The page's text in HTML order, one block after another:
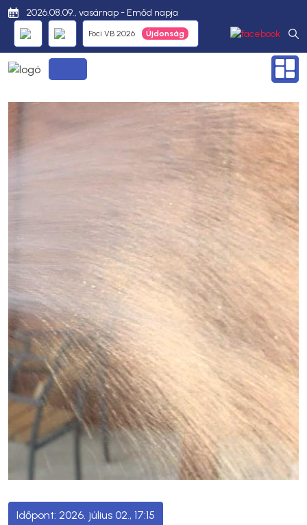
2026.08.09., vasárnap - Emőd napja
Foci VB 2026
2026. július 02., 17:15